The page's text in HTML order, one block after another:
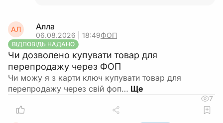
АЛ Алла
06.08.2026 | 18:49ФОП
ВІДПОВІДЬ НАДАНО
Чи дозволено купувати товар для
перепродажу через ФОП
Чи можу я з карти ключ купувати товар для
перепродажу через свій фоп…
7